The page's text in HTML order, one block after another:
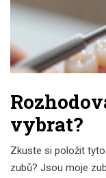
vybrat?
Zkuste si položit
zubů? Jsou moje